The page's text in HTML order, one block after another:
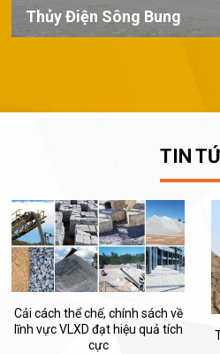
Thủy Điện Sông Bung
TIN
Cải cách thể chế, chính sách về
lĩnh vực VLXD đạt hiệu quả tích
cực